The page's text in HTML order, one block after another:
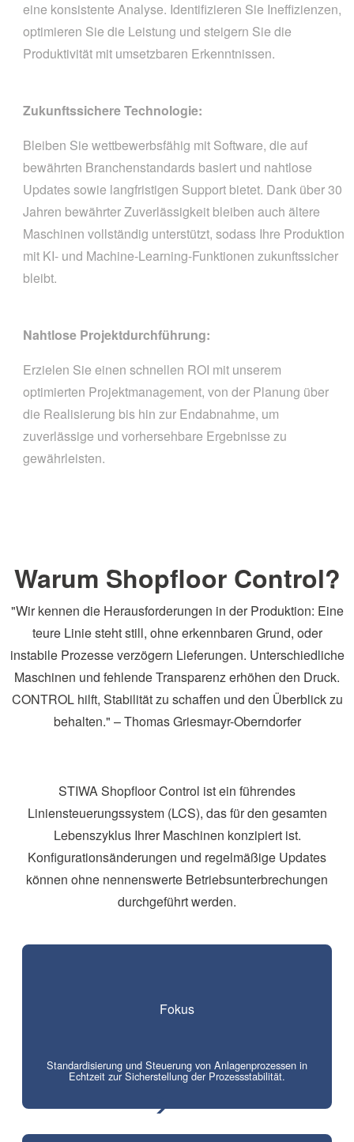
eine konsistente Analyse. Identifizieren Sie Ineffizienzen,
optimieren Sie die Leistung und steigern Sie die
Produktivität mit umsetzbaren Erkenntnissen.
Zukunftssichere Technologie:
Bleiben Sie wettbewerbsfähig mit Software, die auf
bewährten Branchenstandards basiert und nahtlose
Updates sowie langfristigen Support bietet. Dank über 30
Jahren bewährter Zuverlässigkeit bleiben auch ältere
Maschinen vollständig unterstützt, sodass Ihre Produktion
mit KI- und Machine-Learning-Funktionen zukunftssicher
bleibt.
Nahtlose Projektdurchführung:
Erzielen Sie einen schnellen ROI mit unserem
optimierten Projektmanagement, von der Planung über
die Realisierung bis hin zur Endabnahme, um
zuverlässige und vorhersehbare Ergebnisse zu
gewährleisten.
Warum Shopfloor Control?
"Wir kennen die Herausforderungen in der Produktion: Eine
teure Linie steht still, ohne erkennbaren Grund, oder
instabile Prozesse verzögern Lieferungen. Unterschiedliche
Maschinen und fehlende Transparenz erhöhen den Druck.
CONTROL hilft, Stabilität zu schaffen und den Überblick zu
behalten." – Thomas Griesmayr-Oberndorfer
STIWA Shopfloor Control ist ein führendes
Liniensteuerungssystem (LCS), das für den gesamten
Lebenszyklus Ihrer Maschinen konzipiert ist.
Konfigurationsänderungen und regelmäßige Updates
können ohne nennenswerte Betriebsunterbrechungen
durchgeführt werden.
Fokus
Standardisierung und Steuerung von Anlagenprozessen in
Echtzeit zur Sicherstellung der Prozessstabilität.